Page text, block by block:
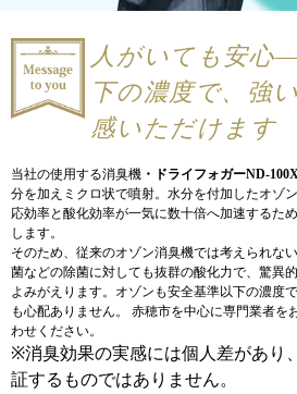
人がいても安
下の濃度で、 強
感いただけます
当社の使用する消臭機 ・ドライフォガーND-100X
分を加えミクロ状で噴射。水分を付加したオゾ
応効率と酸化効率が一気に数十倍へ加速するた
します。
そのため、従来のオゾン消臭機では考えられな
菌などの除菌に対しても抜群の酸化力で、驚異
よみがえります。オゾンも安全基準以下の濃度
も心配ありません。 赤穂市を中心に専門業者を
わせください。
※消臭効果の実感には個人差があり
証するものではありません。